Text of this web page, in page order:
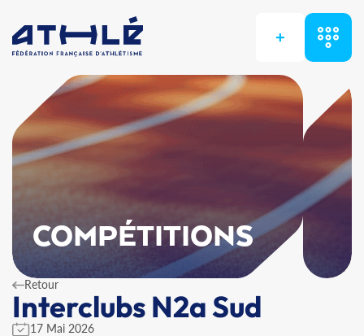
+
COMPÉTITIONS
Retour
Interclubs N2a Sud
17 Mai 2026